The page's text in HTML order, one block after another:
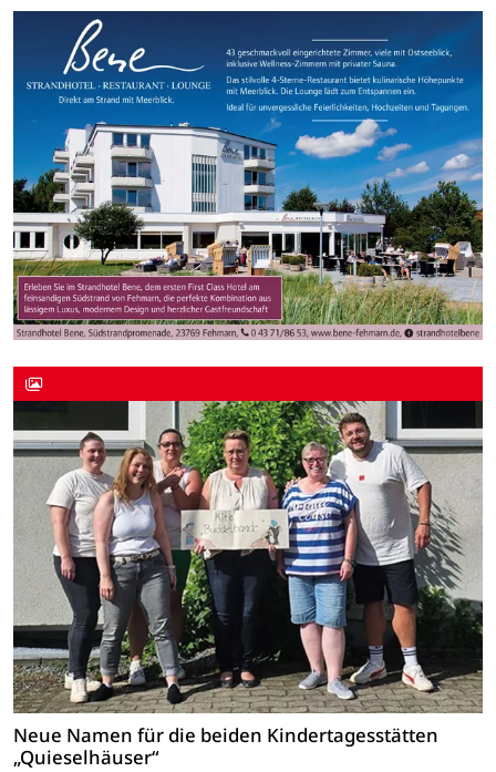
Neue Namen für die beiden Kindertagesstätten
„Quieselhäuser“